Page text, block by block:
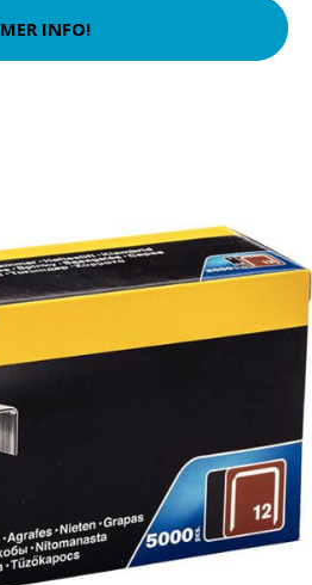
MER INFO!